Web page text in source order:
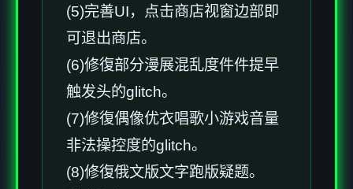
(5)完善UI，点击商店视窗边部即
可退出商店。
(6)修復部分漫展混乱度件件提早
触发头的glitch。
(7)修復偶像优衣唱歌小游戏音量
非法操控度的glitch。
(8)修復俄文版文字跑版疑题。